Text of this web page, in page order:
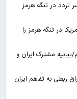
تردد در تنگه هرمز
در تنگه هرمز را
بیانیه مشترک ایران و
ربطی به تفاهم ایران